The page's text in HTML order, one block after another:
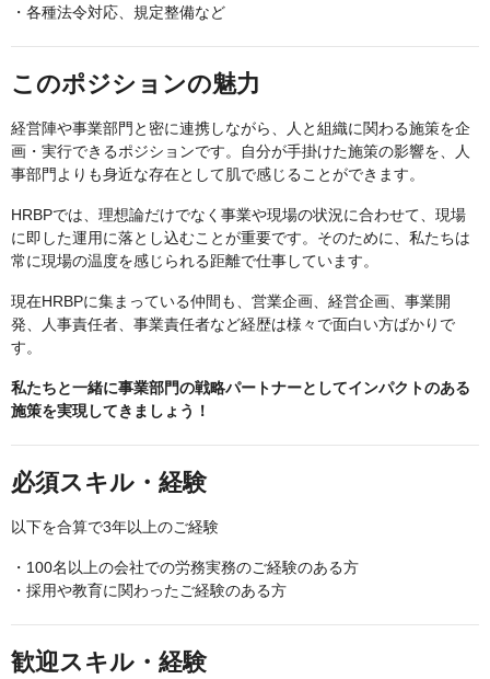
・各種法令対応、規定整備など
このポジションの魅力
経営陣や事業部門と密に連携しながら、人と組織に関わる施策を企
画・実行できるポジションです。自分が手掛けた施策の影響を、人
事部門よりも身近な存在として肌で感じることができます。
HRBPでは、理想論だけでなく事業や現場の状況に合わせて、現場
に即した運用に落とし込むことが重要です。そのために、私たちは
常に現場の温度を感じられる距離で仕事しています。
現在HRBPに集まっている仲間も、営業企画、経営企画、事業開
発、人事責任者、事業責任者など経歴は様々で面白い方ばかりで
す。
私たちと一緒に事業部門の戦略パートナーとしてインパクトのある
施策を実現してきましょう！
必須スキル・経験
以下を合算で3年以上のご経験
・100名以上の会社での労務実務のご経験のある方
・採用や教育に関わったご経験のある方
歓迎スキル・経験